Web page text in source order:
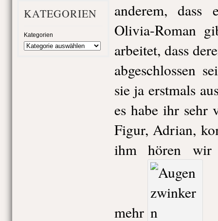
KATEGORIEN
Kategorien
anderem, dass
Olivia-Roman
arbeitet, dass
abgeschlossen
sie ja erstmals
es habe ihr sehr
Figur, Adrian,
ihm hören wir
mehr